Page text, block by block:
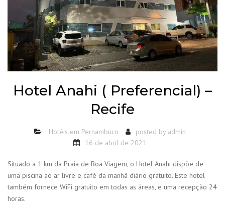
Hotel Anahi ( Preferencial) –
Recife
Hotéis em Pernambuco posted by admin
16 de abril de 2021
Situado a 1 km da Praia de Boa Viagem, o Hotel Anahi dispõe de
uma piscina ao ar livre e café da manhã diário gratuito. Este hotel
também fornece WiFi gratuito em todas as áreas, e uma recepção 24
horas.